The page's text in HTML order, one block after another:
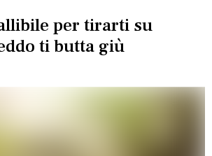
per tirarti su
ti butta giù